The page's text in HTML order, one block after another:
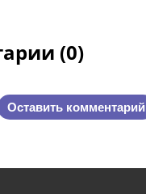
(0)
Оставить комментарий